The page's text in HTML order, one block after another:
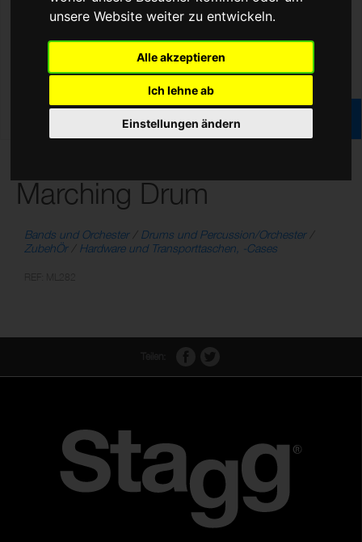
unsere Website weiter zu entwickeln.
Alle akzeptieren
Ich lehne ab
Einstellungen ändern
Marching Drum
Bands und Orchester
Drums und Percussion/Orchester
ZubehÖr
Hardware und Transporttaschen, -Cases